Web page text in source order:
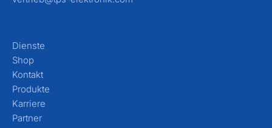
Dienste
Shop
Kontakt
Produkte
Karriere
Partner